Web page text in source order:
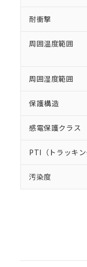
耐衝撃
周囲温度範囲
周囲湿度範囲
保護構造
感電保護クラス
PTI（トラッキン
汚染度